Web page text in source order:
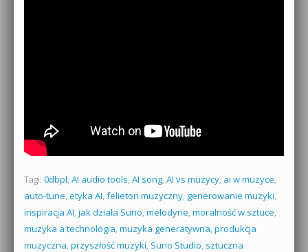
Tagi: 0dbpl, AI audio tools, AI song, AI vs muzycy, ai w muzyce,
auto-tune, etyka AI, felieton muzyczny, generowanie muzyki,
inspiracja AI, jak działa Suno, melodyne, moralność w sztuce,
muzyka a technologia, muzyka generatywna, produkcja
muzyczna, przyszłość muzyki, Suno Studio, sztuczna